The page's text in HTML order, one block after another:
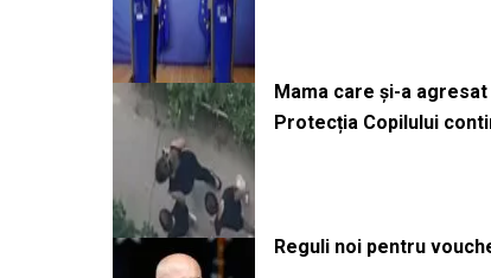
Mama care și-a
Protecția Copilului
Reguli noi pentru